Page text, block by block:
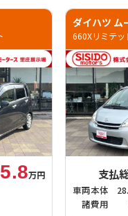
万円
ダイハツ ム
660Xリミテッ
支払
車両本体
諸費用